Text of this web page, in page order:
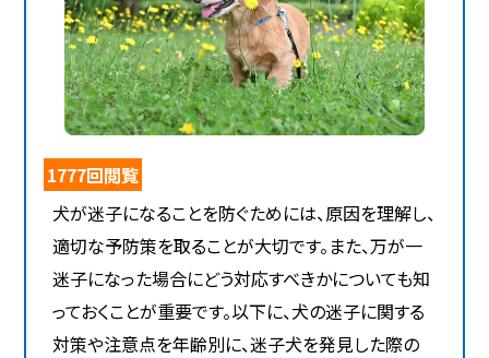
1777回閲覧
犬が迷子になることを防ぐためには、原因を理解し、
適切な予防策を取ることが大切です。また、万が一
迷子になった場合にどう対応すべきかについても知
っておくことが重要です。以下に、犬の迷子に関する
対策や注意点を年齢別に、迷子犬を発見した際の